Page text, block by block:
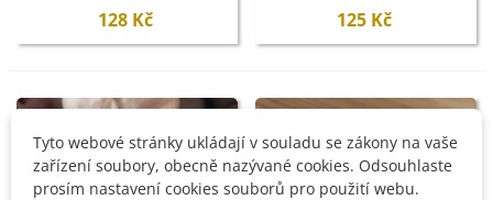
128 Kč
125 Kč
Tyto webové stránky ukládají v souladu se zákony na vaše
zařízení soubory, obecně nazývané cookies. Odsouhlaste
prosím nastavení cookies souborů pro použití webu.